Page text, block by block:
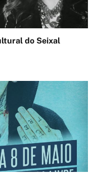
Fórum Cultural do Seixal